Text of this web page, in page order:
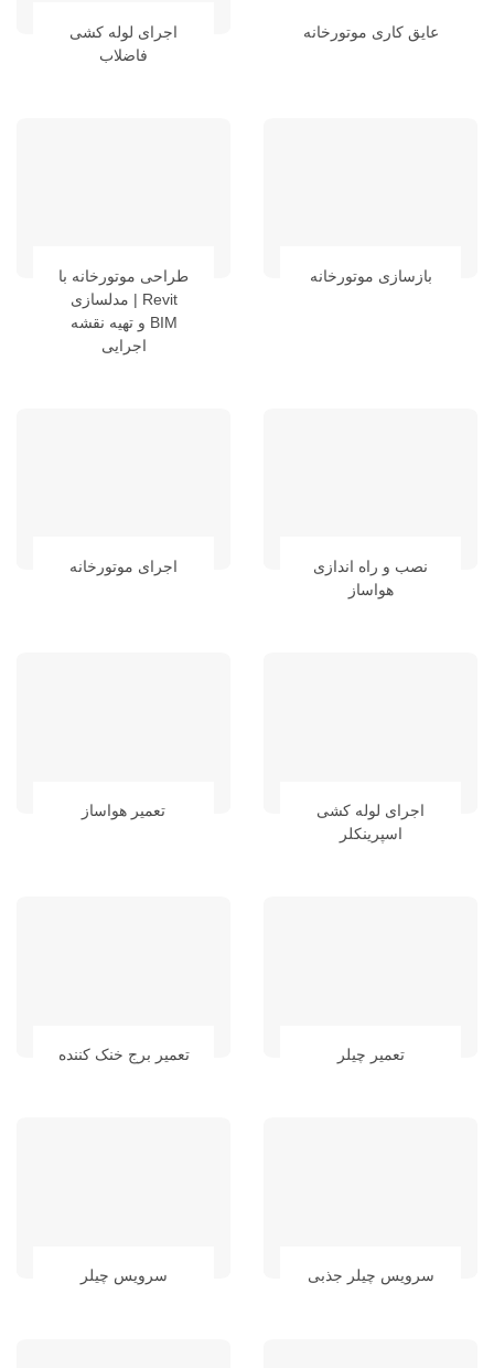
عایق کاری موتورخانه
اجرای لوله کشی
فاضلاب
بازسازی موتورخانه
طراحی موتورخانه با
Revit | مدلسازی
BIM و تهیه نقشه
اجرایی
نصب و راه اندازی
هواساز
اجرای موتورخانه
اجرای لوله کشی
اسپرینکلر
تعمیر هواساز
تعمیر چیلر تعمیر برج خنک کننده
سرویس چیلر جذبی سرویس چیلر